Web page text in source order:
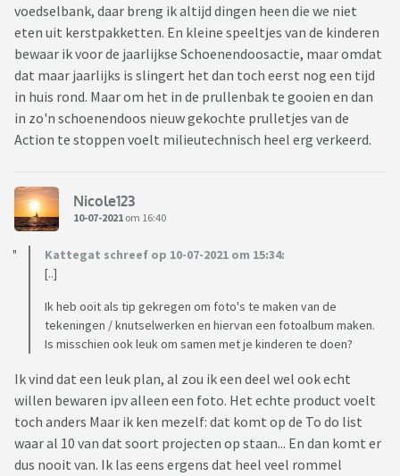
voedselbank, daar breng ik altijd dingen heen die we niet
eten uit kerstpakketten. En kleine speeltjes van de kinderen
bewaar ik voor de jaarlijkse Schoenendoosactie, maar omdat
dat maar jaarlijks is slingert het dan toch eerst nog een tijd
in huis rond. Maar om het in de prullenbak te gooien en dan
in zo'n schoenendoos nieuw gekochte prulletjes van de
Action te stoppen voelt milieutechnisch heel erg verkeerd.
Nicole123
10-07-2021 om 16:40
Kattegat schreef op 10-07-2021 om 15:34:
[..]
Ik heb ooit als tip gekregen om foto's te maken van de
tekeningen / knutselwerken en hiervan een fotoalbum maken.
Is misschien ook leuk om samen met je kinderen te doen?
Ik vind dat een leuk plan, al zou ik een deel wel ook echt
willen bewaren ipv alleen een foto. Het echte product voelt
toch anders Maar ik ken mezelf: dat komt op de To do list
waar al 10 van dat soort projecten op staan... En dan komt er
dus nooit van. Ik las eens ergens dat heel veel rommel